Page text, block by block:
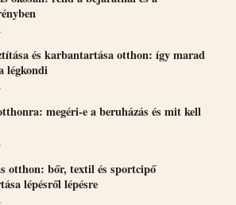
és karbantartása otthon: így marad
légkondi
megéri-e a beruházás és mit kell
otthon: bőr, textil és sportcipő
lépésről lépésre